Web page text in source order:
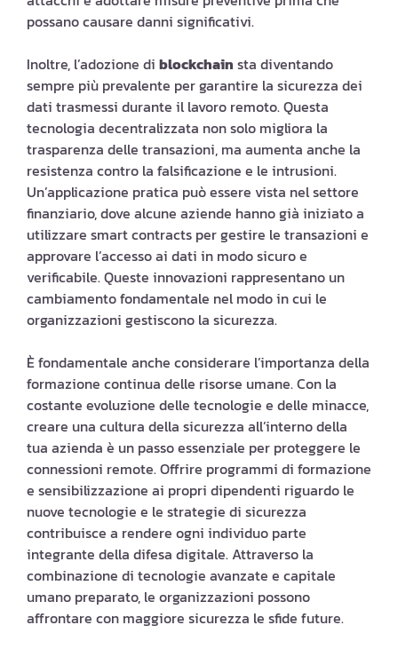
possano causare danni significativi.
Inoltre, l’adozione di blockchain sta diventando
sempre più prevalente per garantire la sicurezza dei
dati trasmessi durante il lavoro remoto. Questa
tecnologia decentralizzata non solo migliora la
trasparenza delle transazioni, ma aumenta anche la
resistenza contro la falsificazione e le intrusioni.
Un’applicazione pratica può essere vista nel settore
finanziario, dove alcune aziende hanno già iniziato a
utilizzare smart contracts per gestire le transazioni e
approvare l’accesso ai dati in modo sicuro e
verificabile. Queste innovazioni rappresentano un
cambiamento fondamentale nel modo in cui le
organizzazioni gestiscono la sicurezza.
È fondamentale anche considerare l’importanza della
formazione continua delle risorse umane. Con la
costante evoluzione delle tecnologie e delle minacce,
creare una cultura della sicurezza all’interno della
tua azienda è un passo essenziale per proteggere le
connessioni remote. Offrire programmi di formazione
e sensibilizzazione ai propri dipendenti riguardo le
nuove tecnologie e le strategie di sicurezza
contribuisce a rendere ogni individuo parte
integrante della difesa digitale. Attraverso la
combinazione di tecnologie avanzate e capitale
umano preparato, le organizzazioni possono
affrontare con maggiore sicurezza le sfide future.